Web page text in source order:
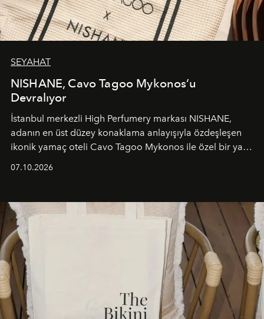
SEYAHAT
NISHANE, Cavo Tagoo Mykonos’u
Devralıyor
İstanbul merkezli High Perfumery markası NISHANE,
adanın en üst düzey konaklama anlayışıyla özdeşleşen
ikonik yamaç oteli Cavo Tagoo Mykonos ile özel bir yaz
buluşturarak markanın Cavo Tagoo’daki varlığını
sürükleyici ve mevsime özel bir deneyime dönüştürüyor.
07.10.2026